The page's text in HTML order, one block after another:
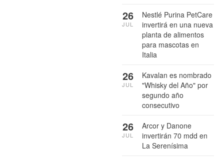
Nestlé Purina PetCare
invertirá en una nueva
planta de alimentos
para mascotas en
Italia
26
JUL
Kavalan es nombrado
"Whisky del Año" por
segundo año
consecutivo
26
JUL
Arcor y Danone
invertirán 70 mdd en
La Serenísima
26
JUL